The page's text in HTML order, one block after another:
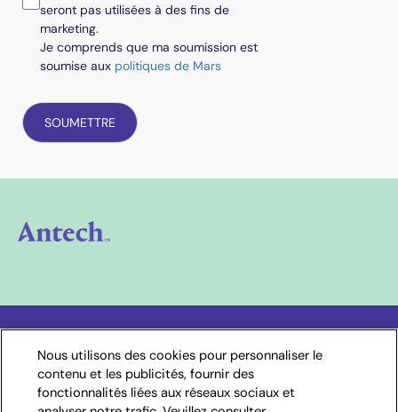
seront pas utilisées à des fins de
marketing.
Je comprends que ma soumission est
soumise aux politiques de Mars
Choisissez votre pays
Belgique
Nous utilisons des cookies pour personnaliser le
contenu et les publicités, fournir des
fonctionnalités liées aux réseaux sociaux et